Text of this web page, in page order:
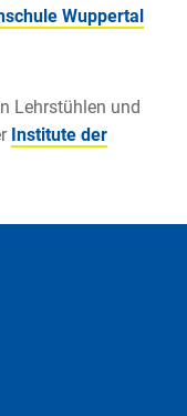
Wuppertal
Lehrstühlen und
Institute der